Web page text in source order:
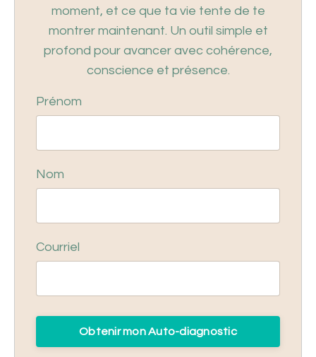
moment, et ce que ta vie tente de te
montrer maintenant. Un outil simple et
profond pour avancer avec cohérence,
conscience et présence.
Prénom
Nom
Courriel
Obtenir mon Auto-diagnostic